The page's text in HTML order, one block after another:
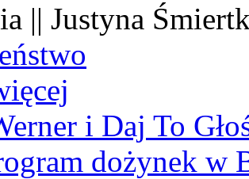
|| Justyna
i Daj To
dożynek w